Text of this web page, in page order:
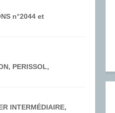
n°2044 et
PERISSOL,
INTERMÉDIAIRE,